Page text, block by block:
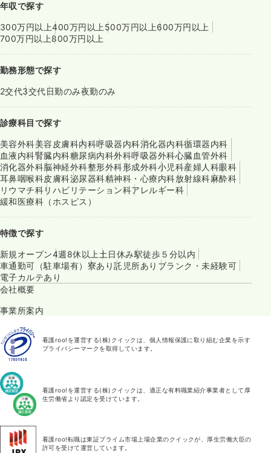
年収で探す
300万円以上400万円以上 500万円以上600万円以上
700万円以上800万円以上
勤務形態で探す
2交代3交代日勤のみ夜勤のみ
診療科目で探す
美容外科美容皮膚科内科呼吸器内科消化器内科循環器内科
血液内科腎臓内科糖尿病内科外科呼吸器外科心臓血管外科
消化器外科脳神経外科整形外科形成外科小児科産婦人科眼科
耳鼻咽喉科皮膚科泌尿器科精神科・心療内科放射線科麻酔科
リウマチ科リハビリテーション科アレルギー科
緩和医療科（ホスピス）
特徴で探す
新規オープン4週8休以上 土日休み駅徒歩５分以内
車通勤可（駐車場有） 寮あり託児所あり ブランク・未経験可
電子カルテあり
会社概要
事業所案内
看護roo!を運営する(株)クイックは、個人情報保護に取り組む企業を示す
プライバシーマークを取得しています。
看護roo!を運営する(株)クイックは、適正な有料職業紹介事業者として厚
生労働省より認定を受けています。
看護roo!転職は東証プライム市場上場企業のクイックが、厚生労働大臣の
許可を受けて運営しています。